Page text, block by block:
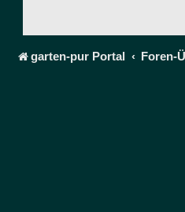
garten-pur Portal Foren-